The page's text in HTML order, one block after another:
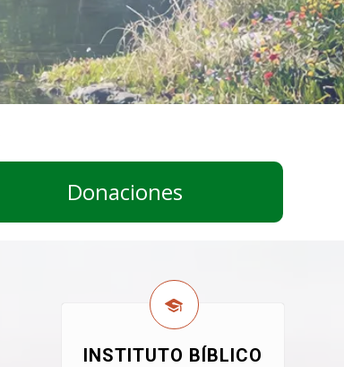
Donaciones
INSTITUTO BÍBLICO